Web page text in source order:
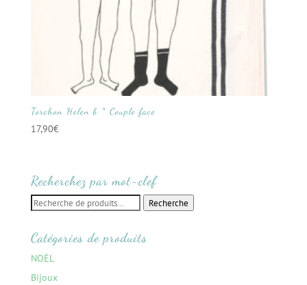
Torchon Helen b * Couple face
17,90€
Recherchez par mot-clef
Recherche
Recherche
Catégories de produits
NOËL
Bijoux